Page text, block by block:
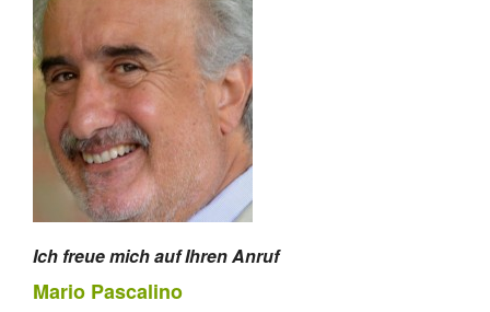
Ich freue mich auf Ihren Anruf
Mario Pascalino